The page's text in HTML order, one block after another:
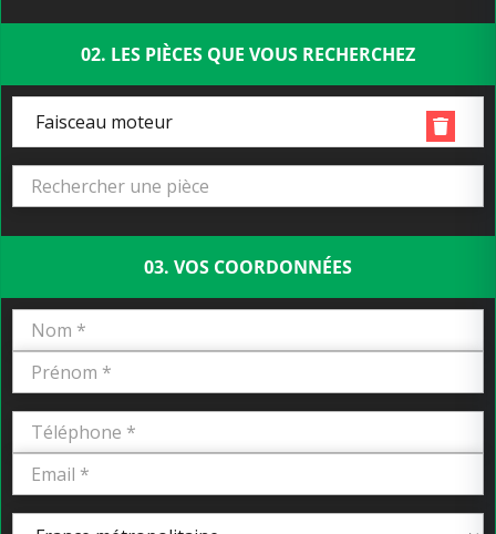
02. LES PIÈCES QUE VOUS RECHERCHEZ
Faisceau moteur
03. VOS COORDONNÉES